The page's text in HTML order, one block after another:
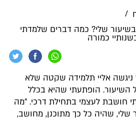
/
שלי? כמה דברים שלמדתי
כמורה
ניגשה אליי תלמידה שקטה שלא
הופתעתי שהיא בכלל
חושבת לעצמי בתחילת דרכי. "מה
שלי, שהיה כל כך מתוכנן, מחושב,